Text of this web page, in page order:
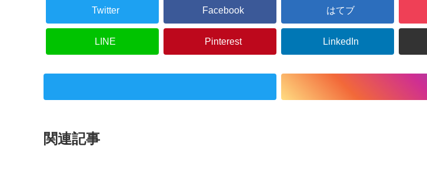
Twitter Facebook はてブ
LINE Pinterest LinkedIn
関連記事